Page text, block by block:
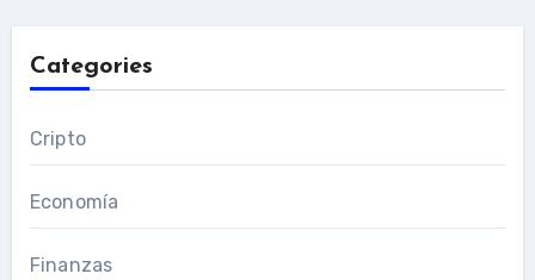
Categories
Cripto
Economía
Finanzas